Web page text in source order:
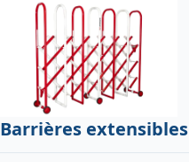
Barrières extensibles